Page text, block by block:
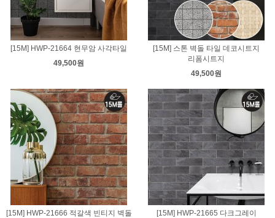
[15M] HWP-21664 현무암 사각타일
49,500원
[15M] 스톤 벽돌 타일 데코시트지
리폼시트지
49,500원
[15M] HWP-21666 적갈색 빈티지 벽돌
[15M] HWP-21665 다크그레이